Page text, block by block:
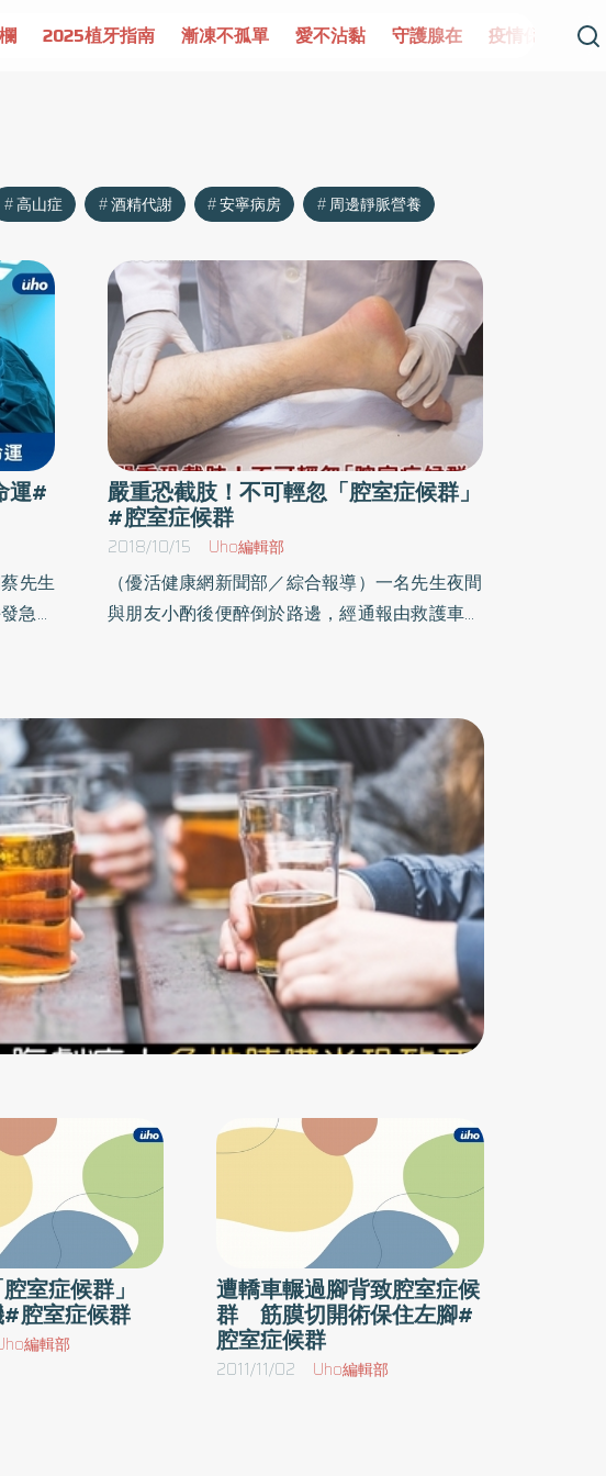
2025植牙指南 漸凍不孤單 愛不沾黏 守護腺在 疫情保衛戰
高山症 酒精代謝 安寧病房 周邊靜脈營養
運#
先生
急性
外科
治療
高昏
的雙
突然
往鄰
住院
性左
，慢
症和
病況
，包
大清
希望
還能
部
醫療
控制
，待
綿抽
嚴重恐截肢！不可輕忽「腔室症候群」
#腔室症候群
2018/10/15 Uho編輯部
（優活健康網新聞部／綜合報導）一名先生夜間
與朋友小酌後便醉倒於路邊，經通報由救護車送
群」。原來病人返家後長時間於床上昏睡，右小
腿長時間壓迫在左小腿上，造成左小腿血液回流
不良，產生腔室症候群。腔室症候群易被忽略
重則截肢、喪命在政府大力實施路檢、酒測後，
十年來酒駕車禍死亡人數從727人下降至87人，
因酒駕車禍造成的肢體傷害，也有明顯的下降。
然而外傷初期，肢體常因肌膜內急性累積液體、
缺血、缺氧。此組織壓力上升，導致肌肉神經等
組織缺血傷害狀況及臨床變化，為「腔室症候
群」。腔室症候群對許多人來說是個陌生的名
詞，但它卻是生死一線間的重大疾病；一旦腔室
之處是容易被忽略，常常發現時已經來不及。深
後腔室受損 易缺氧壞死怡仁醫院外科部暨骨科
主任范國豐說明，小腿腔室分成4個，前腔室、
外腔室、深後腔室、前後側腔室。每個腔室都有
一群肌肉，最易受損的是深後腔室，在骨頭後
面，一旦受損就易缺氧壞死。如果一開始沒診斷
出來，約2至3天後病人發高燒，肌肉組織非常腫
脹，甚至開始潰爛，發出惡臭。此時須立刻清
創，肌肉軟組織都要拿掉，功能受損變形，甚至
室症候群」
腔室症候群
編輯部
遭轎車輾過腳背致腔室症候
群 筋膜切開術保住左腳#
腔室症候群
2011/11/02 Uho編輯部